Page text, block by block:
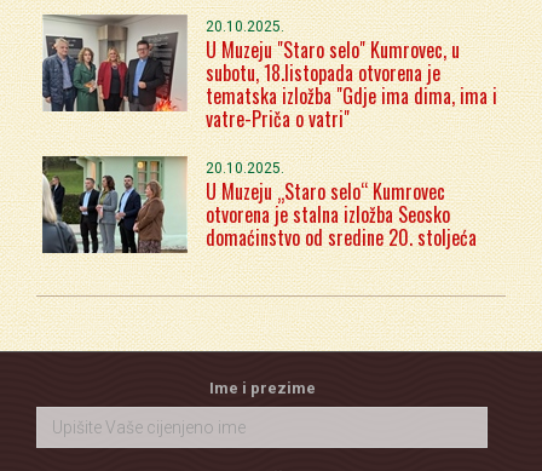
20.10.2025.
U Muzeju "Staro selo" Kumrovec, u
subotu, 18.listopada otvorena je
tematska izložba "Gdje ima dima, ima i
vatre-Priča o vatri"
20.10.2025.
U Muzeju „Staro selo“ Kumrovec
otvorena je stalna izložba Seosko
domaćinstvo od sredine 20. stoljeća
Ime i prezime